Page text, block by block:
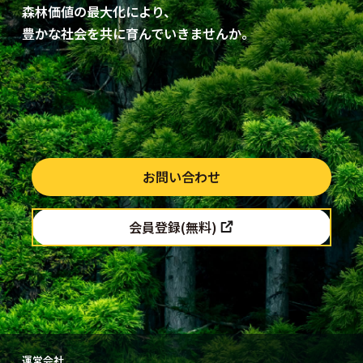
森林価値の最大化により、
​豊かな社会を共に育んでいきませんか。
お問い合わせ
会員登録(無料)